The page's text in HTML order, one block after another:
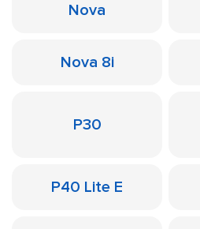
Nova
Nova 8i
P30
P40 Lite E